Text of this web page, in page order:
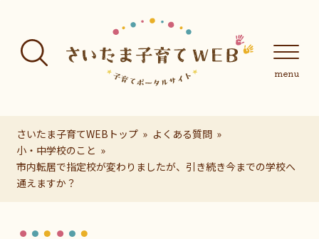
さいたま子育てWEBトップ
よくある質問
小・中学校のこと
市内転居で指定校が変わりましたが、引き続き今までの学校へ
通えますか？